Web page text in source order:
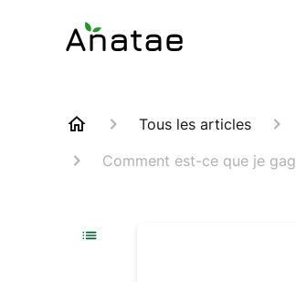
Tous les articles
Comment est-ce que je